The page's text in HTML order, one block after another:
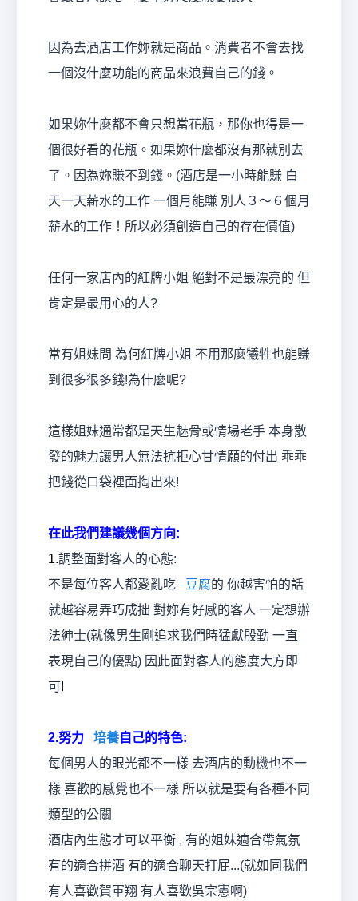
因為去酒店工作妳就是商品。消費者不會去找
一個沒什麼功能的商品來浪費自己的錢。
如果妳什麼都不會只想當花瓶，那你也得是一
個很好看的花瓶。如果妳什麼都沒有那就別去
了。因為妳賺不到錢。(酒店是一小時能賺 白
天一天薪水的工作 一個月能賺 別人３～６個月
薪水的工作！所以必須創造自己的存在價值)
任何一家店內的紅牌小姐 絕對不是最漂亮的 但
肯定是最用心的人?
常有姐妹問 為何紅牌小姐 不用那麼犧牲也能賺
到很多很多錢!為什麼呢?
這樣姐妹通常都是天生魅骨或情場老手 本身散
發的魅力讓男人無法抗拒心甘情願的付出 乖乖
把錢從口袋裡面掏出來!
在此我們建議幾個方向:
1.調整面對客人的心態:
不是每位客人都愛亂吃
豆腐的 你越害怕的話
就越容易弄巧成拙 對妳有好感的客人 一定想辦
法紳士(就像男生剛追求我們時猛獻殷勤 一直
表現自己的優點) 因此面對客人的態度大方即
可!
2.努力 培養自己的特色:
每個男人的眼光都不一樣 去酒店的動機也不一
樣 喜歡的感覺也不一樣 所以就是要有各種不同
類型的公關
酒店內生態才可以平衡 , 有的姐妹適合帶氣氛
有的適合拼酒 有的適合聊天打屁...(就如同我們
有人喜歡賀軍翔 有人喜歡吳宗憲啊)